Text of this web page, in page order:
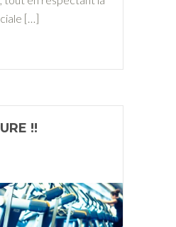
[…]
!!